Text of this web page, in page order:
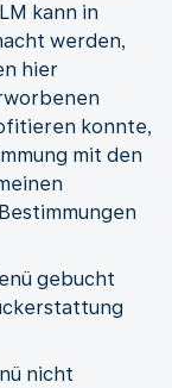
kann in
werden,
hier
konnte,
mit den
gebucht
nicht